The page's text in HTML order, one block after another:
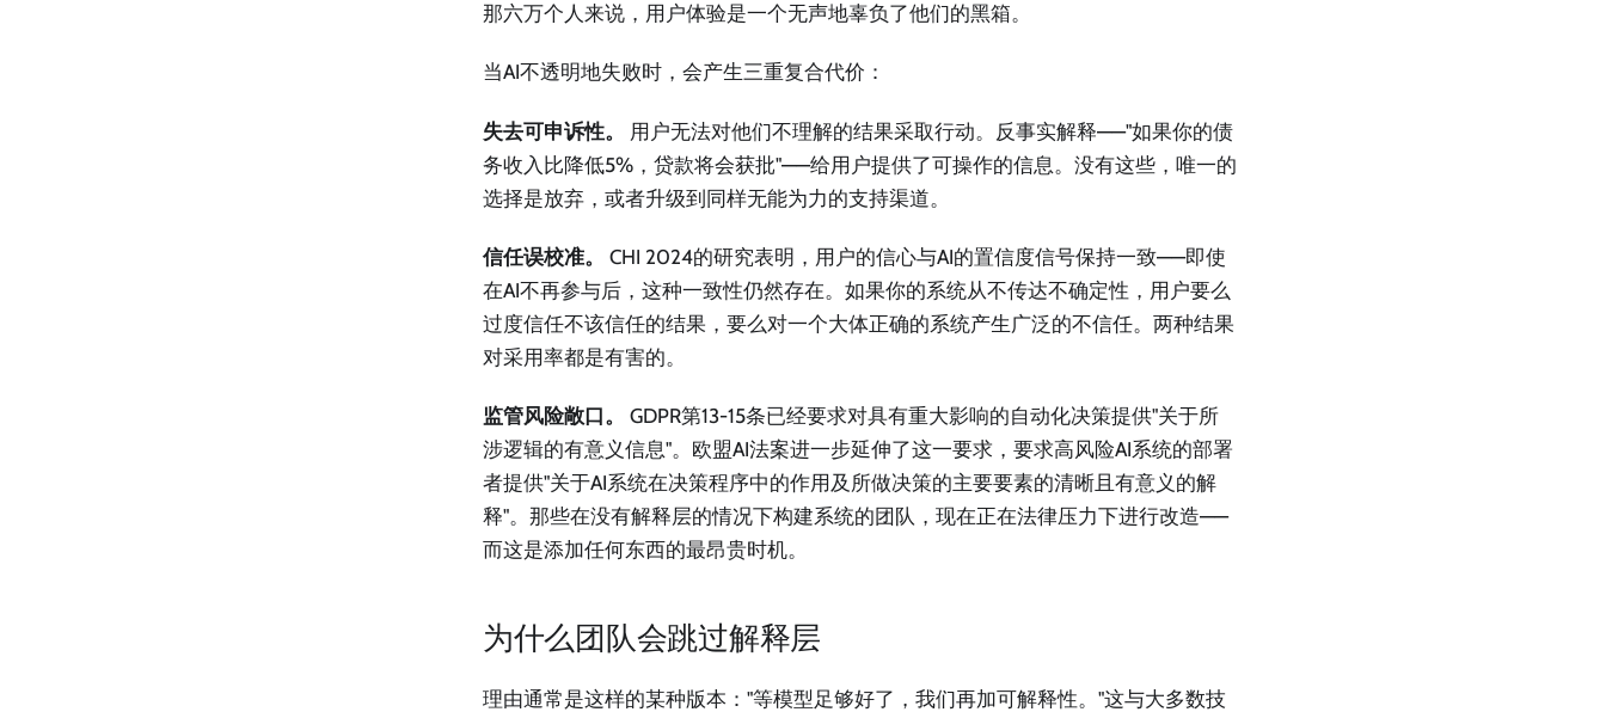
那六万个人来说，用户体验是一个无声地辜负了他们的黑箱。
当AI不透明地失败时，会产生三重复合代价：
失去可申诉性。
用户无法对他们不理解的结果采取行动。反事实解释——"如果你的债
务收入比降低5%，贷款将会获批"——给用户提供了可操作的信息。没有这些，唯一的
选择是放弃，或者升级到同样无能为力的支持渠道。
信任误校准。
CHI 2024的研究表明，用户的信心与AI的置信度信号保持一致——即使
在AI不再参与后，这种一致性仍然存在。如果你的系统从不传达不确定性，用户要么
过度信任不该信任的结果，要么对一个大体正确的系统产生广泛的不信任。两种结果
对采用率都是有害的。
监管风险敞口。
GDPR第13-15条已经要求对具有重大影响的自动化决策提供"关于所
涉逻辑的有意义信息"。欧盟AI法案进一步延伸了这一要求，要求高风险AI系统的部署
者提供"关于AI系统在决策程序中的作用及所做决策的主要要素的清晰且有意义的解
释"。那些在没有解释层的情况下构建系统的团队，现在正在法律压力下进行改造——
而这是添加任何东西的最昂贵时机。
为什么团队会跳过解释层
理由通常是这样的某种版本："等模型足够好了，我们再加可解释性。"这与大多数技